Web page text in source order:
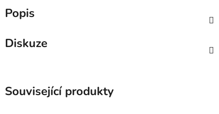
Popis
Diskuze
Související produkty